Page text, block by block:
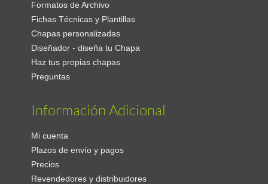
Formatos de Archivo
Fichas Técnicas y Plantillas
Chapas personalizadas
Diseñador - diseña tu Chapa
Haz tus propias chapas
Preguntas
Información Adicional
Mi cuenta
Plazos de envío y pagos
Precios
Revendedores y distribuidores